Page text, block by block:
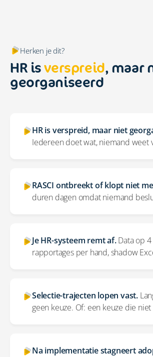
Herken je dit?
HR isverspreid, maar
georganiseerd
HR is verspreid, maar niet
Iedereen doet wat, niemand weet
RASCI ontbreekt of klopt niet
duren dagen omdat niemand
Je HR-systeem remt af.Data op
rapportages per hand, shadow
Selectie-trajecten lopen vast.
geen keuze. Of: een keuze die niet
Na implementatie stagneert